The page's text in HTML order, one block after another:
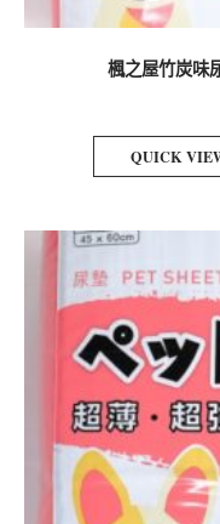
楓之屋竹炭味
QUICK